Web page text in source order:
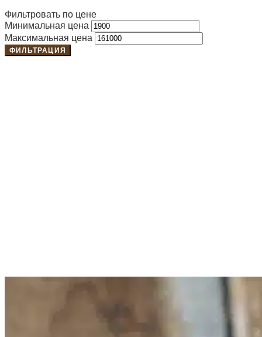
Фильтровать по цене
Минимальная цена
Максимальная цена
ФИЛЬТРАЦИЯ